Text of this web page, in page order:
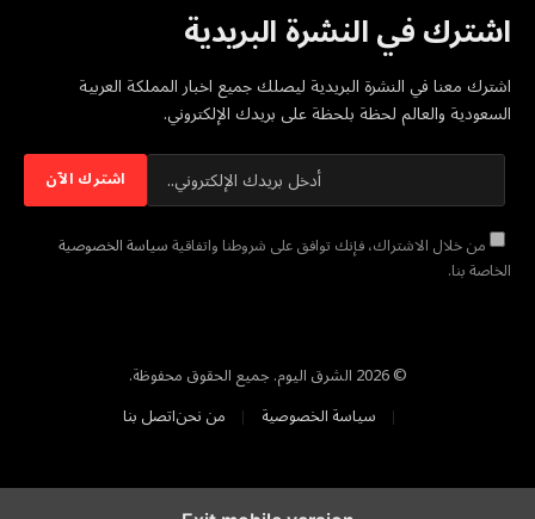
اشترك في النشرة البريدية
اشترك معنا في النشرة البريدية ليصلك جميع اخبار المملكة العربية
السعودية والعالم لحظة بلحظة على بريدك الإلكتروني.
من خلال الاشتراك، فإنك توافق على شروطنا واتفاقيةسياسة الخصوصية
الخاصة بنا.
© 2026 الشرق اليوم. جميع الحقوق محفوظة.
سياسة الخصوصية
من نحناتصل بنا